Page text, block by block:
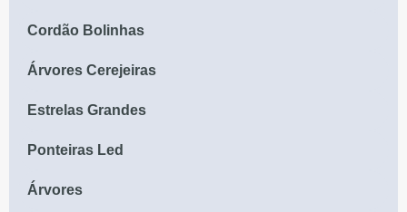
Cordão Bolinhas
Árvores Cerejeiras
Estrelas Grandes
Ponteiras Led
Árvores